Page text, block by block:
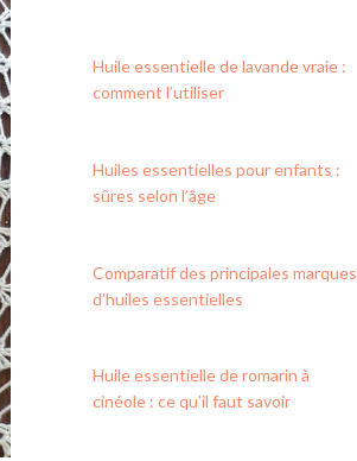
Huile essentielle de lavande vraie :
comment l’utiliser
Huiles essentielles pour enfants :
sûres selon l’âge
Comparatif des principales marques
d’huiles essentielles
Huile essentielle de romarin à
cinéole : ce qu’il faut savoir